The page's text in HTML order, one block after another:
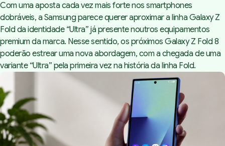
Com uma aposta cada vez mais forte nos smartphones
dobráveis, a Samsung parece querer aproximar a linha Galaxy Z
Fold da identidade “Ultra” já presente noutros equipamentos
premium da marca. Nesse sentido, os próximos Galaxy Z Fold 8
poderão estrear uma nova abordagem, com a chegada de uma
variante “Ultra” pela primeira vez na história da linha Fold.